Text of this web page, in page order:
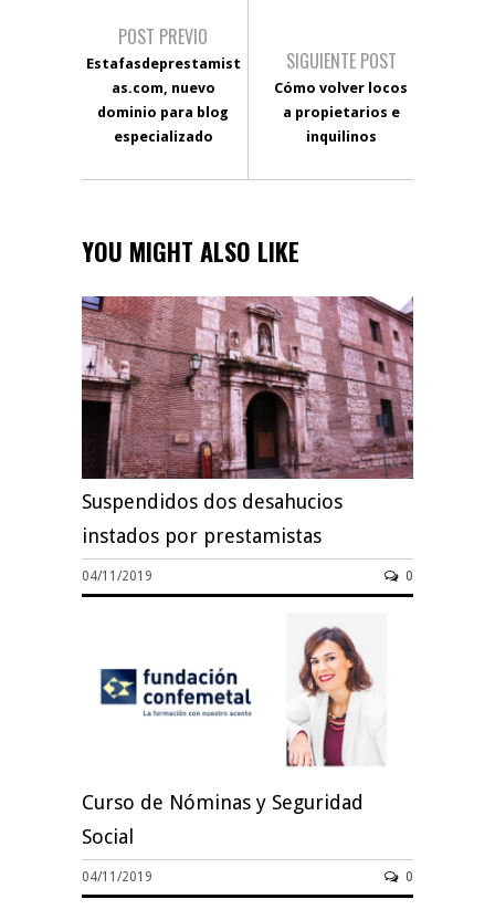
POST PREVIO
Estafasdeprestamist
as.com, nuevo
dominio para blog
especializado
SIGUIENTE POST
Cómo volver locos
a propietarios e
inquilinos
YOU MIGHT ALSO LIKE
Suspendidos dos desahucios
instados por prestamistas
04/11/2019 0
Curso de Nóminas y Seguridad
Social
04/11/2019 0